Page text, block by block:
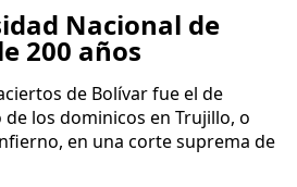
Nacional de
200 años
de Bolívar fue el de
los dominicos en Trujillo, o
en una corte suprema de